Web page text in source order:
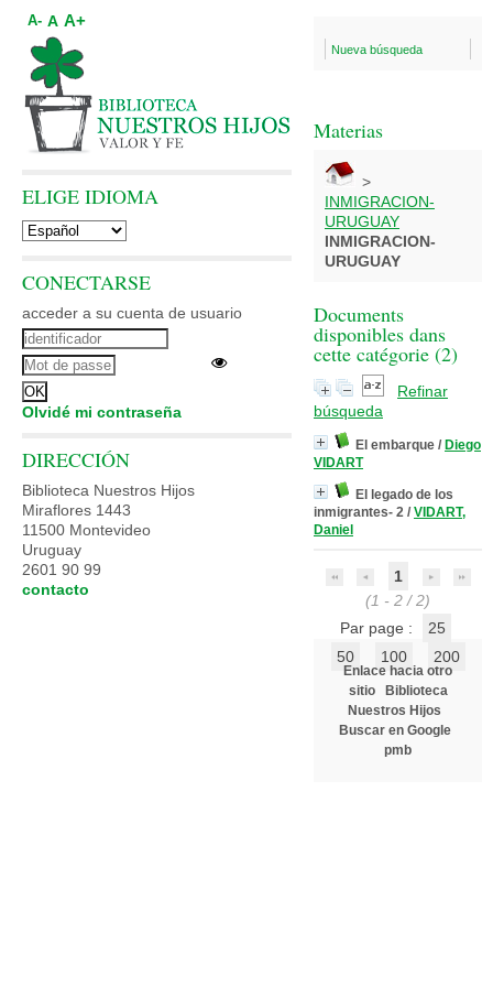
Nueva búsqueda
Materias
>
INMIGRACION-
URUGUAY
INMIGRACION-
URUGUAY
Documents
disponibles dans
cette catégorie (2)
Refinar
búsqueda
El embarque / Diego
VIDART
El legado de los
inmigrantes- 2 / VIDART,
Daniel
1
(1 - 2 / 2)
Par page :
25
50
100 200
Enlace hacia otro
sitio
Biblioteca
Nuestros Hijos
Buscar en Google
pmb
A- A A+
ELIGE IDIOMA
CONECTARSE
acceder a su cuenta de usuario
Olvidé mi contraseña
DIRECCIÓN
Biblioteca Nuestros Hijos
Miraflores 1443
11500 Montevideo
Uruguay
2601 90 99
contacto